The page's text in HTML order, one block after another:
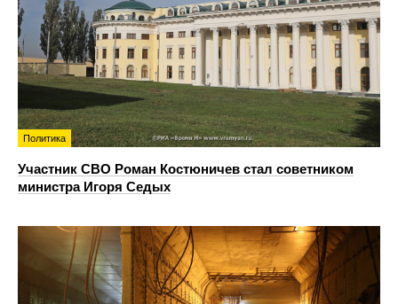
Политика
Участник СВО Роман Костюничев стал советником
министра Игоря Седых